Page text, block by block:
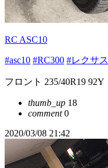
RC ASC10
#asc10 #RC300 #レクサス
フロント 235/40R19 92Y
thumb_up 18
comment0
2020/03/08 21:42